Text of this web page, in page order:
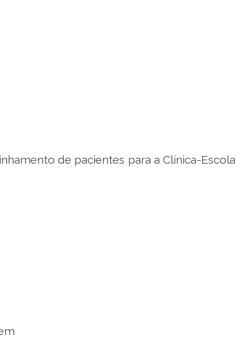
de pacientes para a Clínica-Escola